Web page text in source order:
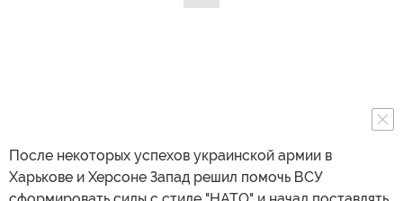
После некоторых успехов украинской армии в
Харькове и Херсоне Запад решил помочь ВСУ